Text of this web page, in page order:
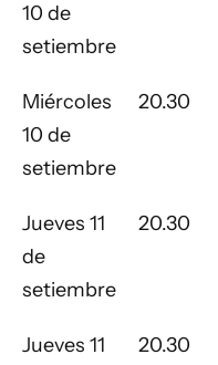
10 de
setiembre
Miércoles
10 de
setiembre
20.30
Jueves 11
de
setiembre
20.30
Jueves 11
20.30